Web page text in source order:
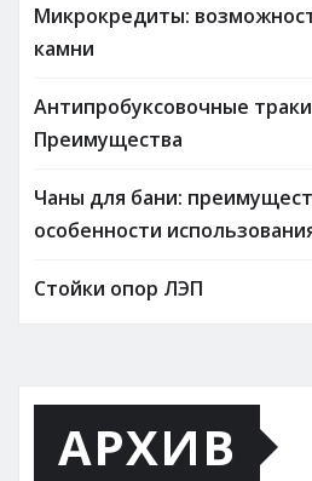
Микрокредиты:
камни
Антипробуксовочные
Преимущества
Чаны для бани:
особенности
Стойки опор ЛЭП
АРХИВ